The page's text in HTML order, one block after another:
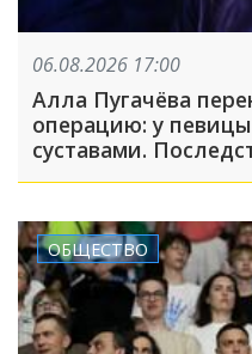
06.08.2026 17:00
Алла Пугачёва
операцию: у
суставами.
ОБЩЕСТВО